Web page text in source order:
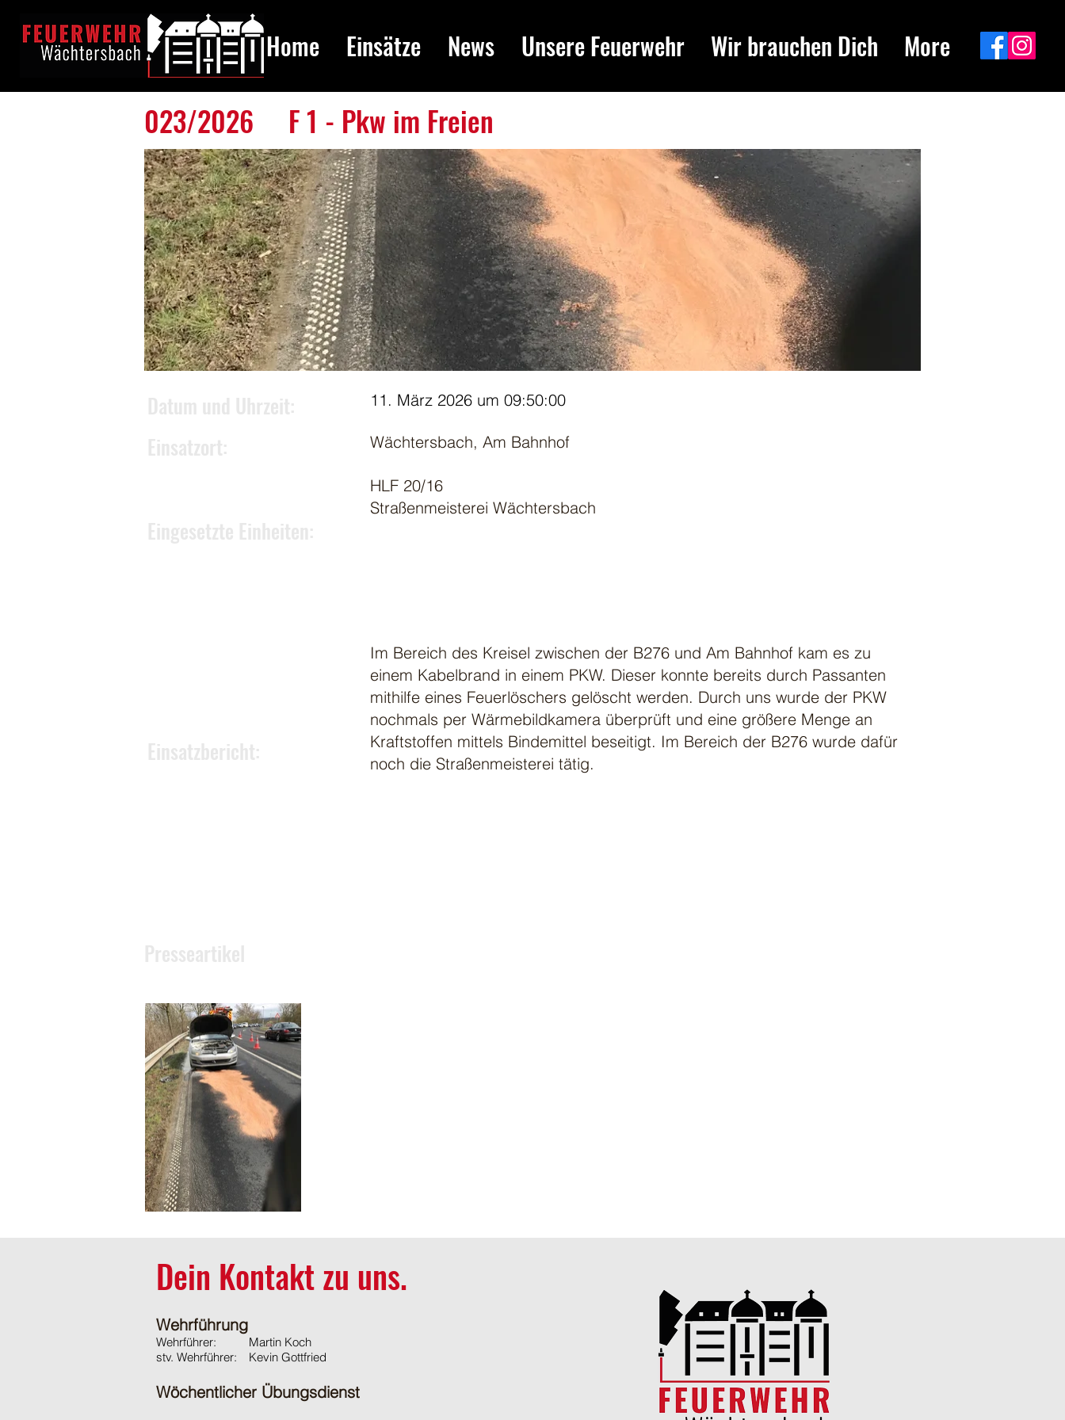
Home Einsätze News Unsere Feuerwehr Wir brauchen Dich More
023/2026 F 1 - Pkw im Freien
11. März 2026 um 09:50:00
Wächtersbach, Am Bahnhof
HLF 20/16
Straßenmeisterei Wächtersbach
Im Bereich des Kreisel zwischen der B276 und Am Bahnhof kam es zu
einem Kabelbrand in einem PKW. Dieser konnte bereits durch Passanten
mithilfe eines Feuerlöschers gelöscht werden. Durch uns wurde der PKW
nochmals per Wärmebildkamera überprüft und eine größere Menge an
Kraftstoffen mittels Bindemittel beseitigt. Im Bereich der B276 wurde dafür
noch die Straßenmeisterei tätig.
Dein Kontakt zu uns.
Wehrführung
Wehrführer:
stv. Wehrführer:
Martin Koch
Kevin Gottfried
Wöchentlicher Übungsdienst